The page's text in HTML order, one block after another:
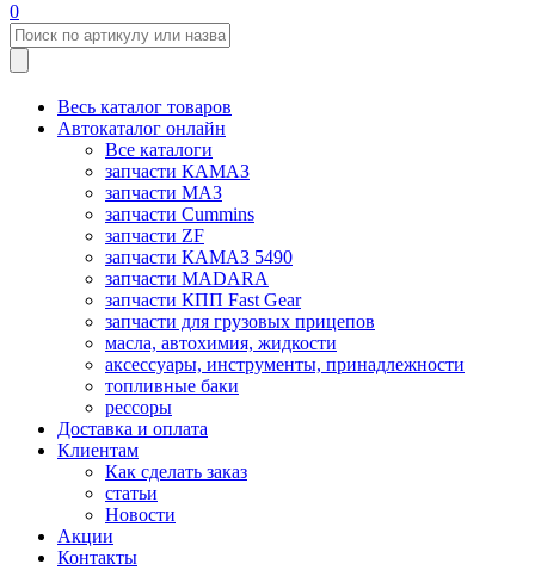
0
Весь каталог товаров
Автокаталог онлайн
Все каталоги
запчасти КАМАЗ
запчасти МАЗ
запчасти Cummins
запчасти ZF
запчасти КАМАЗ 5490
запчасти MADARA
запчасти КПП Fast Gear
запчасти для грузовых прицепов
масла, автохимия, жидкости
аксессуары, инструменты, принадлежности
топливные баки
рессоры
Доставка и оплата
Клиентам
Как сделать заказ
статьи
Новости
Акции
Контакты